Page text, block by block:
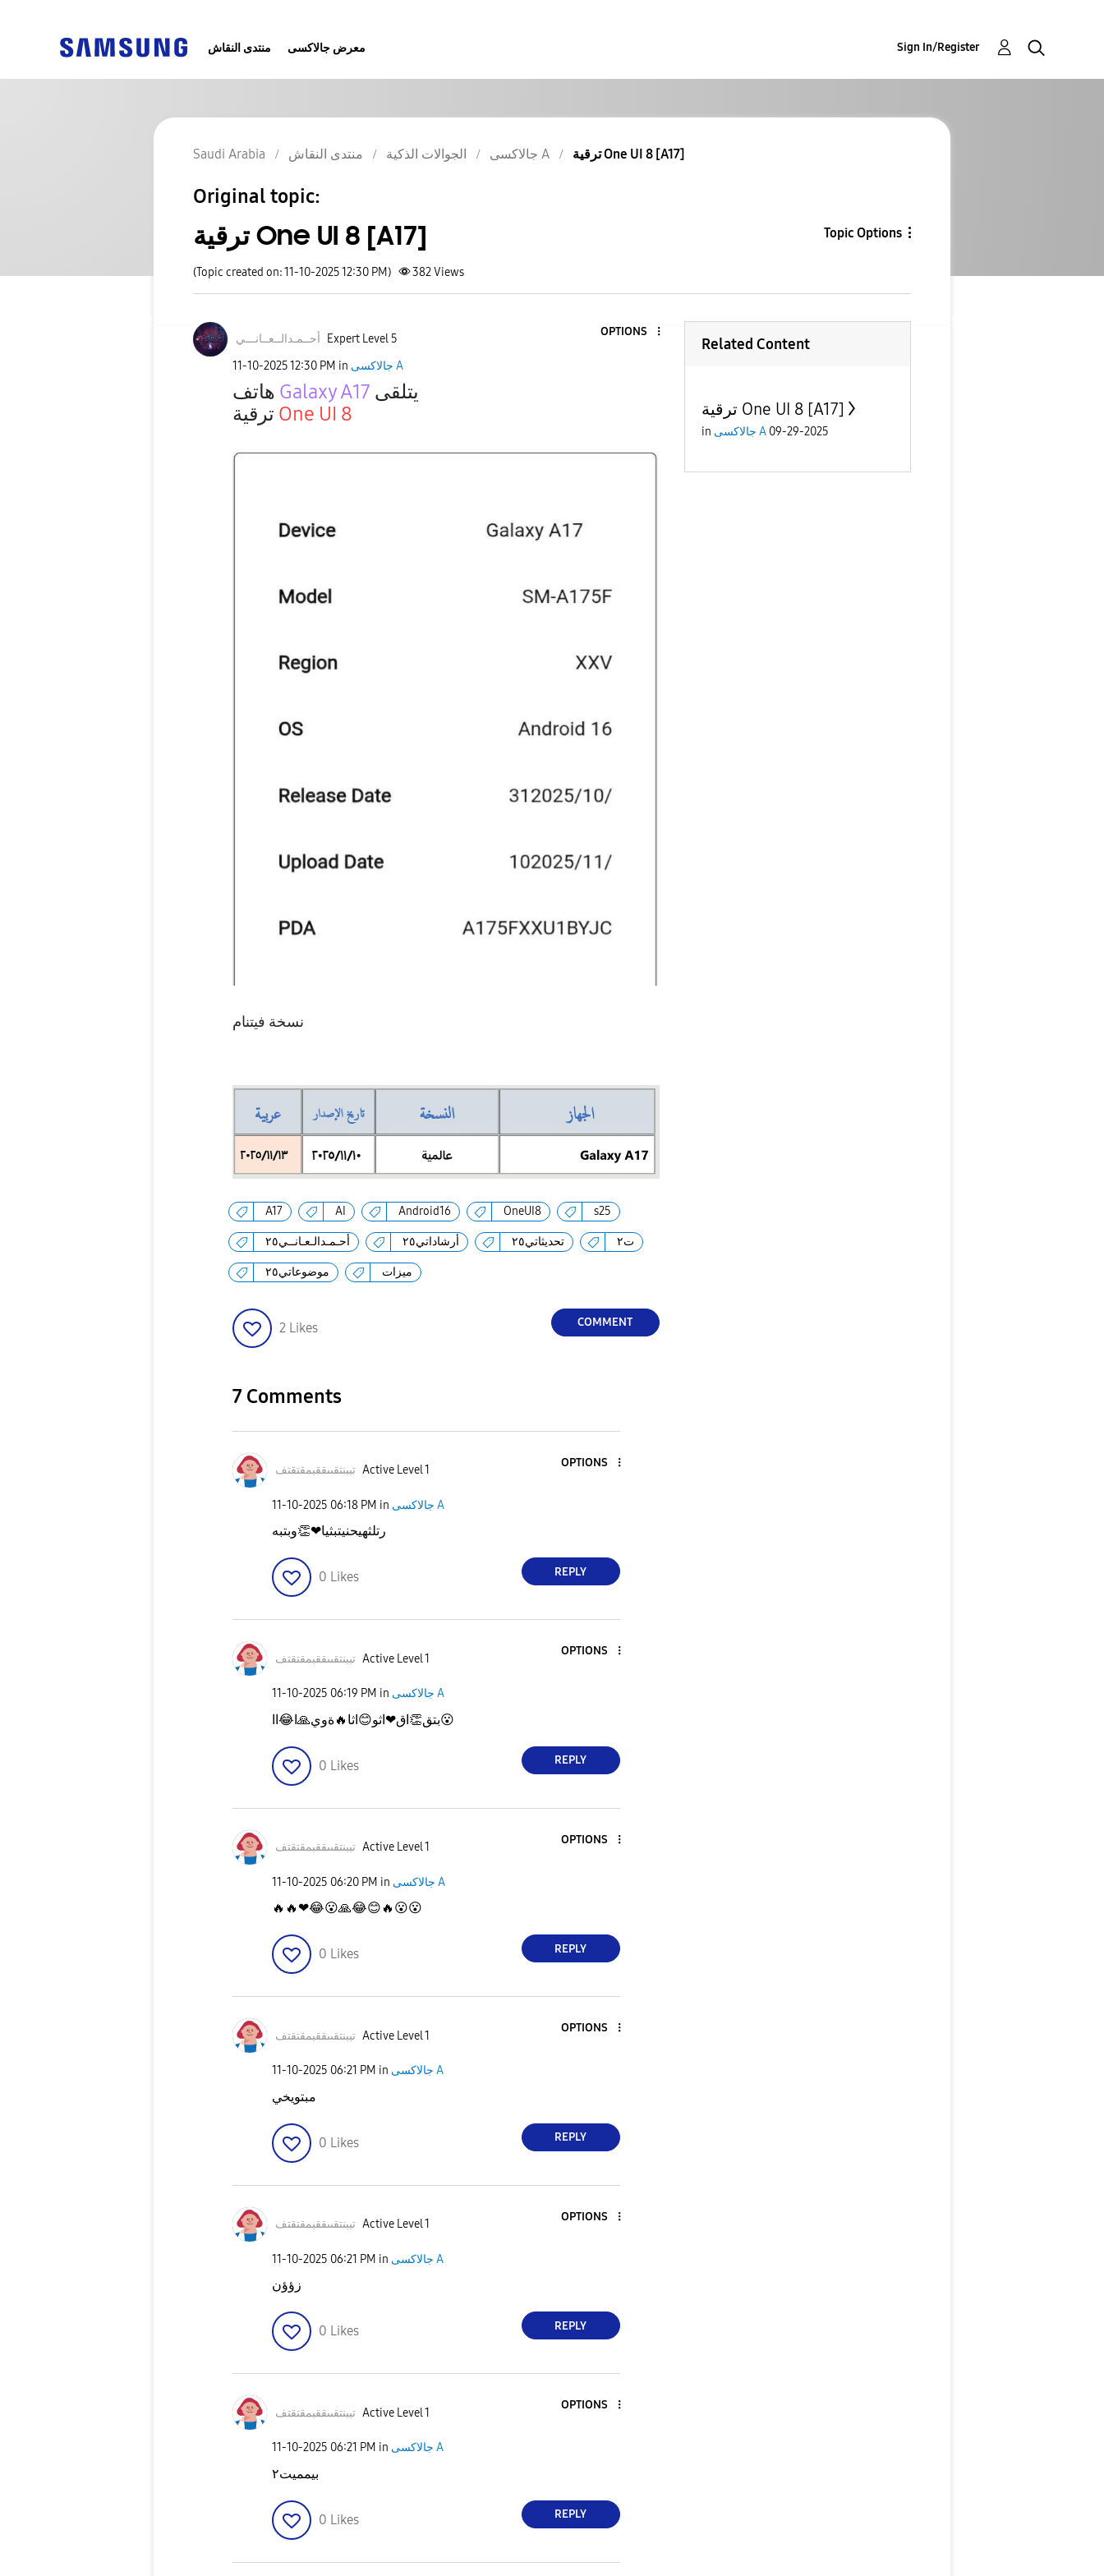
منتدى النقاش معرض جالاكسى Sign In/Register
Saudi Arabia منتدى النقاش الجوالات الذكية جالاكسى A ترقية One UI 8 [A17]
Original topic:
ترقية One UI 8 [A17] Topic Options
(Topic created on: 11-10-2025 12:30 PM) 382Views
أحــمـدالــعــانـــي Expert Level 5
OPTIONS
‎11-10-202512:30 PM in جالاكسى A
Galaxy A17 يتلقى
One UI 8
نسخة فيتنام
A17 AI Android16 OneUI8 s25
أحـمـدالـعـانــي٢٥ أرشاداتي٢٥ تحديثاتي٢٥ ت٢
موضوعاتي٢٥ ميزات
2 Likes COMMENT
7 Comments
تببنتقىىققبمقتقتف Active Level 1
OPTIONS
‎11-10-2025 06:18 PM in جالاكسى A
رتلثهيحنيتبثيا❤👏وبتبه
0 Likes REPLY
تببنتقىىققبمقتقتف Active Level 1
OPTIONS
‎11-10-2025 06:19 PM in جالاكسى A
بتق👏اق❤اثو😊اثا 🔥ةوي🙏ا😂اا 😮
0 Likes REPLY
تببنتقىىققبمقتقتف Active Level 1
OPTIONS
‎11-10-2025 06:20 PM in جالاكسى A
🔥 🔥 ❤😂😮🙏😂😊 🔥 😮😮
0 Likes REPLY
تببنتقىىققبمقتقتف Active Level 1
OPTIONS
‎11-10-2025 06:21 PM in جالاكسى A
مبتويخي
0 Likes REPLY
تببنتقىىققبمقتقتف Active Level 1
OPTIONS
‎11-10-2025 06:21 PM in جالاكسى A
زؤؤن
0 Likes REPLY
تببنتقىىققبمقتقتف Active Level 1
OPTIONS
‎11-10-2025 06:21 PM in جالاكسى A
بيمميت٢
0 Likes REPLY
Related Content
ترقية One UI 8 [A17]
in جالاكسى A 09-29-2025